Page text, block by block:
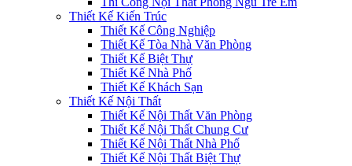
Thiết Kế Kiến Trúc
Thiết Kế Công Nghiệp
Thiết Kế Tòa Nhà Văn Phòng
Thiết Kế Biệt Thự
Thiết Kế Nhà Phố
Thiết Kế Khách Sạn
Thiết Kế Nội Thất
Thiết Kế Nội Thất Văn Phòng
Thiết Kế Nội Thất Chung Cư
Thiết Kế Nội Thất Nhà Phố
Thiết Kế Nội Thất Biệt Thự